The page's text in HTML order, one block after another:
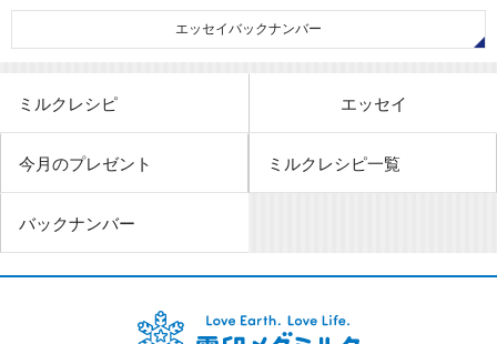
エッセイバックナンバー
ミルクレシピ エッセイ
今月のプレゼント ミルクレシピ一覧
バックナンバー